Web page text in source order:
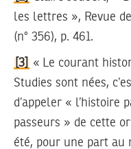
les lettres », Revue
(n° 356), p. 461.
[3]
« Le courant
Studies sont nées,
d’appeler « l’histoire
passeurs » de cette
été, pour une part au